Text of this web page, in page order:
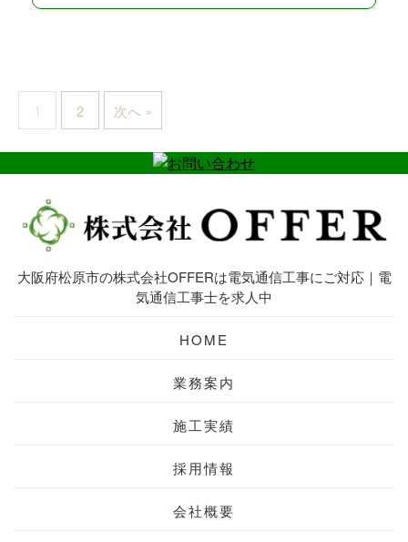
1 2 次へ »
大阪府松原市の株式会社OFFERは電気通信工事にご対応｜電
気通信工事士を求人中
HOME
業務案内
施工実績
採用情報
会社概要